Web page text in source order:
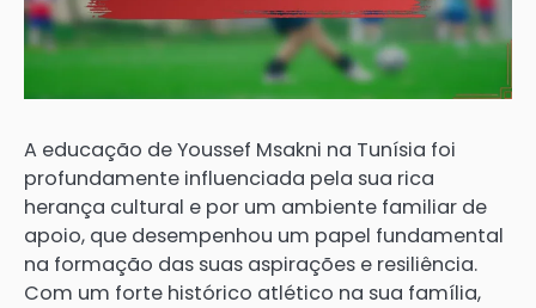
A educação de Youssef Msakni na Tunísia foi
profundamente influenciada pela sua rica
herança cultural e por um ambiente familiar de
apoio, que desempenhou um papel fundamental
na formação das suas aspirações e resiliência.
Com um forte histórico atlético na sua família,